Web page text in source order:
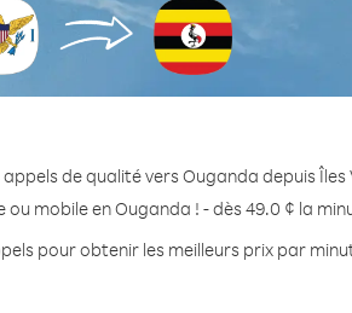
de qualité vers Ouganda depuis
mobile en Ouganda ! - dès 49.0 ¢ la
pour obtenir les meilleurs prix par